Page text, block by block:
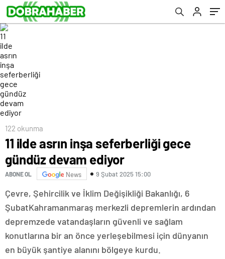
122 okunma
11 ilde asrın inşa seferberliği gece
gündüz devam ediyor
ABONE OL News 9 Şubat 2025 15:00
Çevre, Şehircilik ve İklim Değişikliği Bakanlığı, 6
ŞubatKahramanmaraş merkezli depremlerin ardından
depremzede vatandaşların güvenli ve sağlam
konutlarına bir an önce yerleşebilmesi için dünyanın
en büyük şantiye alanını bölgeye kurdu.